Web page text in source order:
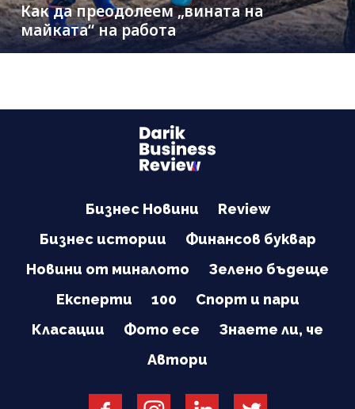
Как да преодолеем „вината на
майката“ на работа
Бизнес Новини
Review
Бизнес истории
Финансов буквар
Новини от миналото
Зелено бъдеще
Експерти
100
Спорт и пари
Класации
Фото есе
Знаете ли, че
Автори